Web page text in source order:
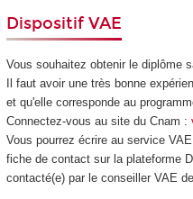
Dispositif VAE
Vous souhaitez obtenir le diplôme
Il faut avoir une très bonne
et qu'elle corresponde au
Connectez-vous au site du Cnam :
Vous pourrez écrire au service VAE
fiche de contact sur la plateforme
contacté(e) par le conseiller VAE